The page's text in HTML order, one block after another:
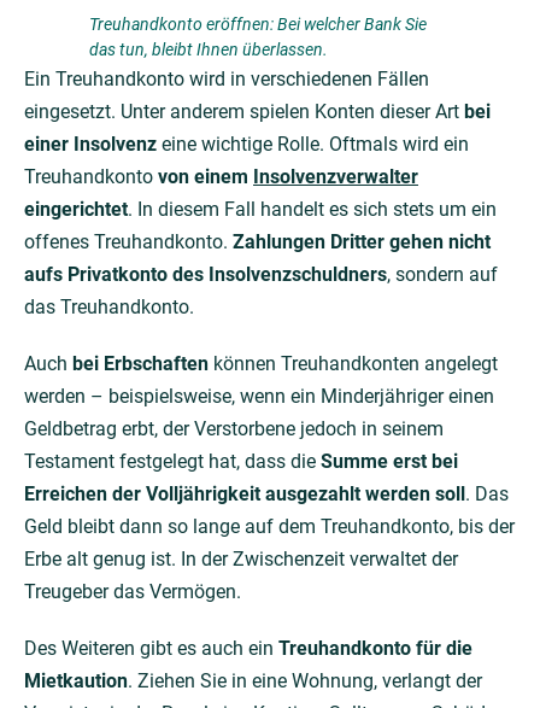
Treuhandkonto eröffnen: Bei welcher Bank Sie
das tun, bleibt Ihnen überlassen.
Ein Treuhandkonto wird in verschiedenen Fällen
eingesetzt. Unter anderem spielen Konten dieser Art bei
einer Insolvenz eine wichtige Rolle. Oftmals wird ein
Treuhandkonto von einem Insolvenzverwalter
eingerichtet. In diesem Fall handelt es sich stets um ein
offenes Treuhandkonto. Zahlungen Dritter gehen nicht
aufs Privatkonto des Insolvenzschuldners, sondern auf
das Treuhandkonto.
Auch bei Erbschaften können Treuhandkonten angelegt
werden – beispielsweise, wenn ein Minderjähriger einen
Geldbetrag erbt, der Verstorbene jedoch in seinem
Testament festgelegt hat, dass die Summe erst bei
Erreichen der Volljährigkeit ausgezahlt werden soll. Das
Geld bleibt dann so lange auf dem Treuhandkonto, bis der
Erbe alt genug ist. In der Zwischenzeit verwaltet der
Treugeber das Vermögen.
Des Weiteren gibt es auch ein Treuhandkonto für die
Mietkaution. Ziehen Sie in eine Wohnung, verlangt der